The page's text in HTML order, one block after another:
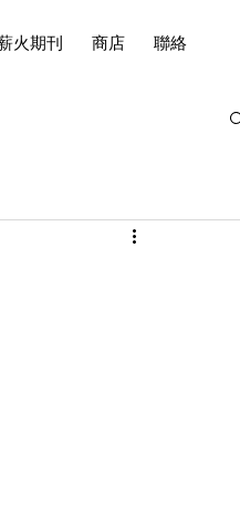
火期刊 商店 聯絡